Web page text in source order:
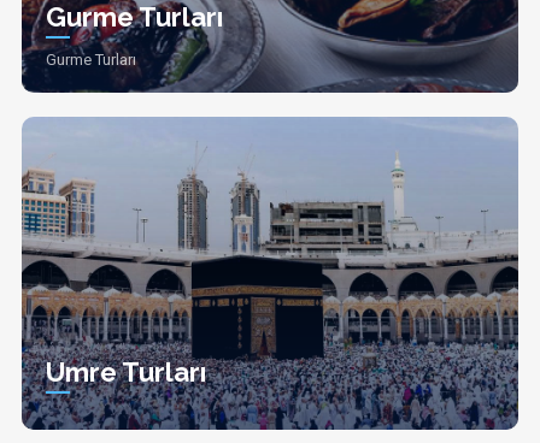
Gurme Turları
Gurme Turları
Umre Turları